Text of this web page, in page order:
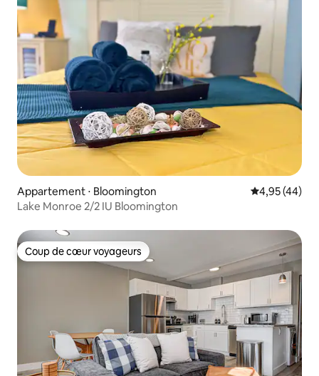
Appartement ⋅ Bloomington Évaluation
4,95 (44)
Lake Monroe 2/2 IU Bloomington
Coup de cœur voyageurs
Coup de cœur voyageurs